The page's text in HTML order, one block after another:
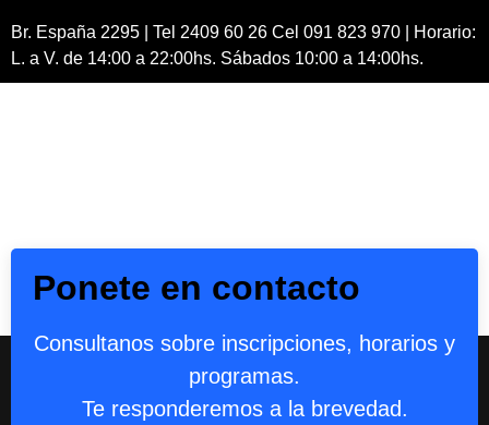
Br. España 2295 | Tel 2409 60 26 Cel 091 823 970 | Horario:
L. a V. de 14:00 a 22:00hs. Sábados 10:00 a 14:00hs.
Ponete en contacto
Consultanos sobre inscripciones, horarios y
programas.
Te responderemos a la brevedad.